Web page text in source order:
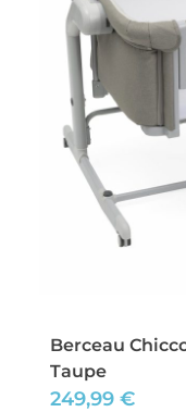
Berceau
Taupe
249,99 €